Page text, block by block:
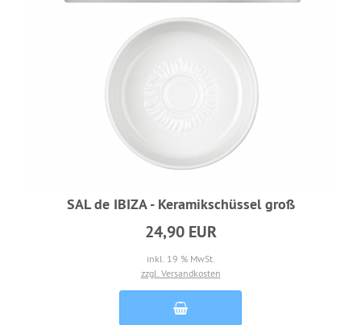
SAL de IBIZA - Keramikschüssel groß
24,90 EUR
inkl. 19 % MwSt.
zzgl. Versandkosten